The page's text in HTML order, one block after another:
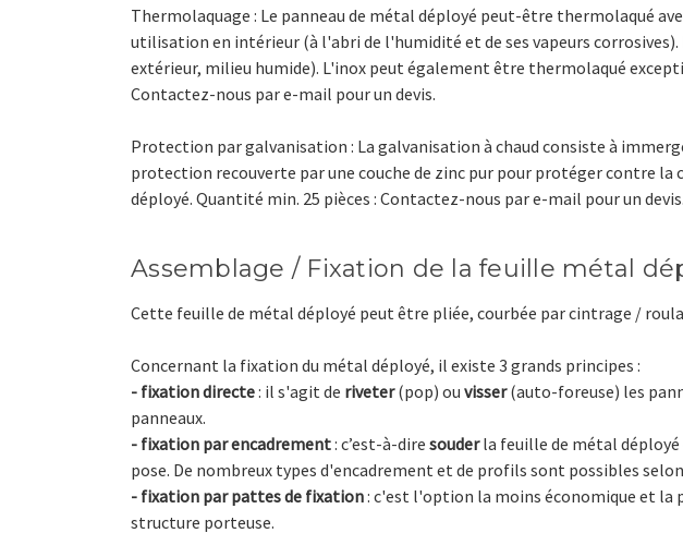
Thermolaquage : Le panneau de métal déployé peut-être thermolaqué
utilisation en intérieur (à l'abri de l'humidité et de ses vapeurs
extérieur, milieu humide). L'inox peut également être thermolaqué
Contactez-nous par e-mail pour un devis.
Protection par galvanisation : La galvanisation à chaud consiste à
protection recouverte par une couche de zinc pur pour protéger contre
déployé. Quantité min. 25 pièces : Contactez-nous par e-mail pour un devis.
Assemblage / Fixation de la feuille métal
Cette feuille de métal déployé peut être pliée, courbée par cintrage /
Concernant la fixation du métal déployé, il existe 3 grands principes :
- fixation directe: il s'agit de riveter(pop) ou visser(auto-foreuse) les
panneaux.
- fixation par encadrement: c’est-à-dire souderla feuille de métal déployé
pose. De nombreux types d'encadrement et de profils sont possibles
- fixation par pattes de fixation: c'est l'option la moins économique et la
structure porteuse.